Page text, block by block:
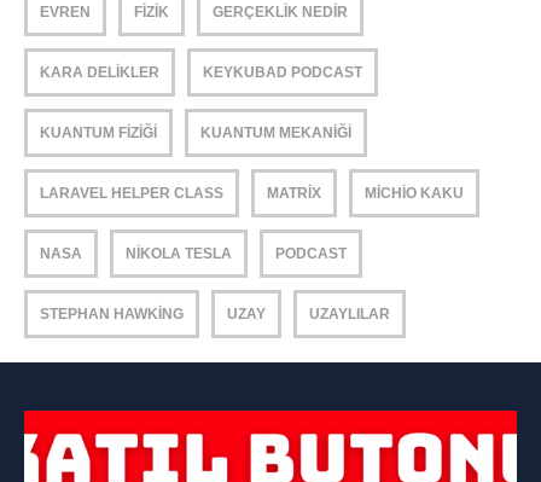
EVREN FIZIK GERÇEKLIK NEDIR
KARA DELIKLER KEYKUBAD PODCAST
KUANTUM FIZIĞI KUANTUM MEKANIĞI
LARAVEL HELPER CLASS MATRIX MICHIO KAKU
NASA NIKOLA TESLA PODCAST
STEPHAN HAWKING UZAY UZAYLILAR